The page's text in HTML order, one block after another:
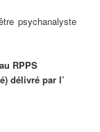
psychanalyste
RPPS
délivré par l’